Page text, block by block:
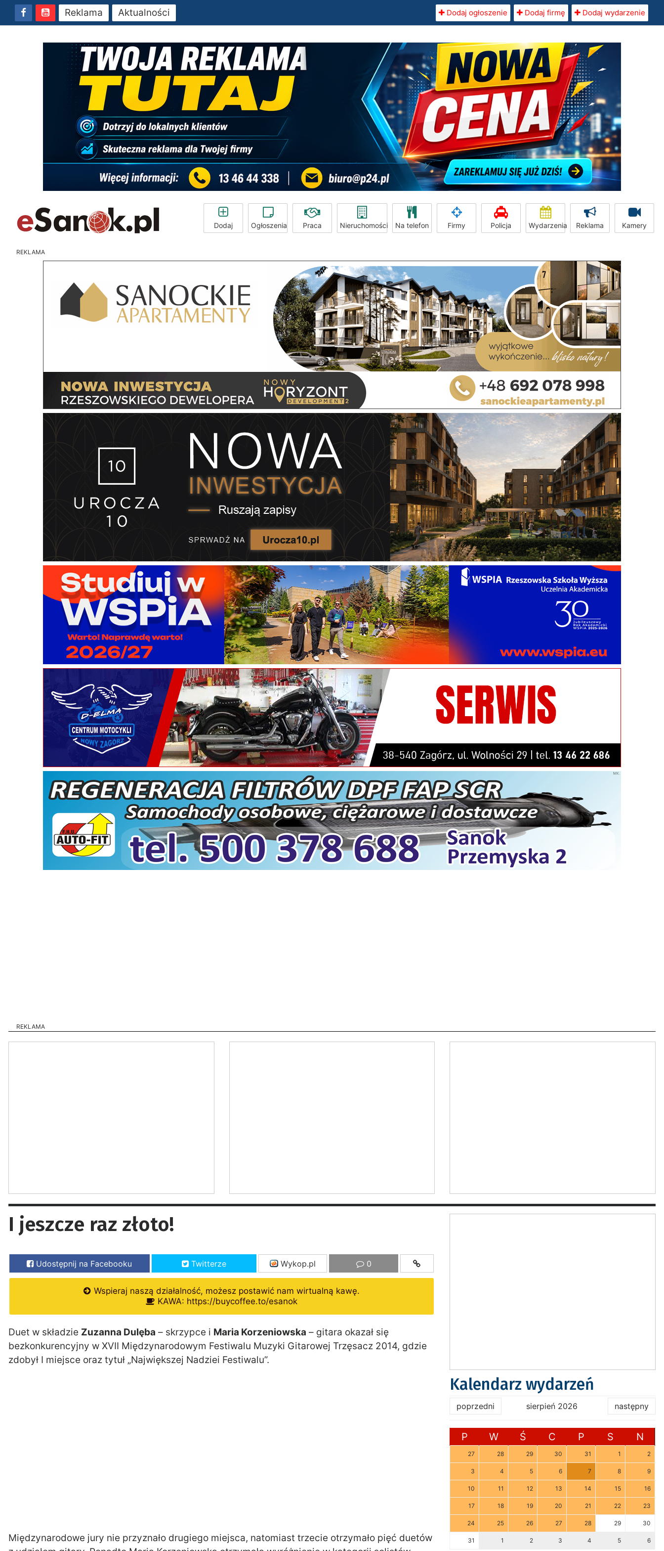
Reklama Aktualności Dodaj ogłoszenie Dodaj firmę Dodaj wydarzenie
Dodaj Ogłoszenia Praca Nieruchomości Na telefon Firmy Policja Wydarzenia Reklama Kamery
REKLAMA
REKLAMA
I jeszcze raz złoto!
Udostępnij na Facebooku Twitterze Wykop.pl 0
Wspieraj naszą działalność, możesz postawić nam wirtualną kawę.
KAWA: https://buycoffee.to/esanok
Duet w składzie Zuzanna Dulęba – skrzypce i Maria Korzeniowska – gitara okazał się
bezkonkurencyjny w XVII Międzynarodowym Festiwalu Muzyki Gitarowej Trzęsacz 2014, gdzie
zdobył I miejsce oraz tytuł „Największej Nadziei Festiwalu”.
Międzynarodowe jury nie przyznało drugiego miejsca, natomiast trzecie otrzymało pięć duetów
Kalendarz wydarzeń
poprzedni sierpień 2026 następny
P W Ś C P S N
27 28 29 30 31 1 2
3 4 5 6 7 8 9
10 11 12 13 14 15 16
17 18 19 20 21 22 23
24 25 26 27 28 29 30
31 1 2 3 4 5 6